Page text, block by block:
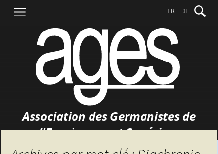
contenu
FR DE
Association des Germanistes de
l'Enseignement Supérieur